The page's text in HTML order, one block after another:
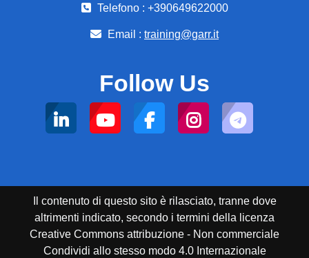
Telefono : +390649622000
Email : training@garr.it
Follow Us
Il contenuto di questo sito è rilasciato, tranne dove
altrimenti indicato, secondo i termini della licenza
Creative Commons attribuzione - Non commerciale
Condividi allo stesso modo 4.0 Internazionale